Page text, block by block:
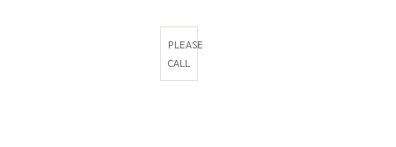
PLEASE
CALL